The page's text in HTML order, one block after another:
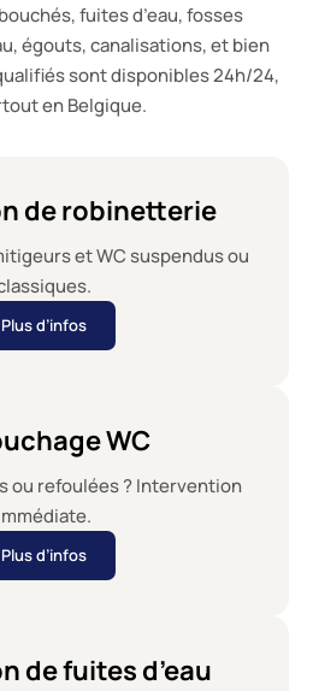
fuites d’eau, fosses
égouts, canalisations, et bien
sont disponibles 24h/24,
en Belgique.
de robinetterie
et WC suspendus ou
Plus d’infos
WC
ou refoulées ? Intervention
Plus d’infos
de fuites d’eau